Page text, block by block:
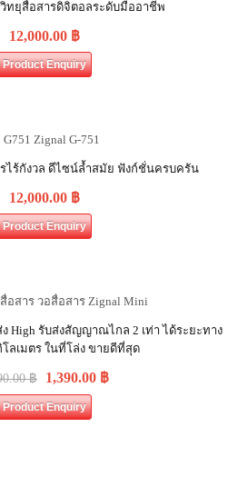
วิทยุสื่อสารดิจิตอลระดับมืออาชีพ
12,000.00 ฿
Product Enquiry
รไร้กังวล ดีไซน์ล้ำสมัย ฟังก์ชั่นครบครัน
12,000.00 ฿
Product Enquiry
High รับส่งสัญญาณไกล 2 เท่า ได้ระยะทาง
โลเมตร ในที่โล่ง ขายดีที่สุด
฿ 1,390.00 ฿
Product Enquiry